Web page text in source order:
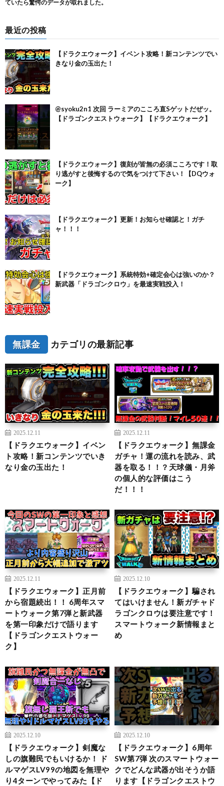
最近の投稿
【ドラクエウォーク】イベント攻略！新コンテンツでい
きなり金の玉出た！
@syoku2n1 次回 ラーミアのこころ直Sゲットだぜッ。
【ドラゴンクエストウォーク】【ドラクエウォーク】
【ドラクエウォーク】復刻が皆無の必須こころです！取
り逃がすと後悔するので気をつけて下さい！【DQウォ
ーク】
【ドラクエウォーク】更新！お知らせ確認と！ガチ
ャ！！！
【ドラクエウォーク】系統特効+確定会心は強いのか？
新武器「ドラゴンクロウ」を最速実戦投入！
無課金 カテゴリの最新記事
2025.12.11
【ドラクエウォーク】イベン
ト攻略！新コンテンツでいき
なり金の玉出た！
2025.12.11
【ドラクエウォーク】無課金
ガチャ！運の流れを読み、武
器を取る！！？天球儀・月斧
の個人的な評価はこう
だ！！！
2025.12.11
【ドラクエウォーク】正月前
から宿題続出！！ 6周年スマ
ートウォーク第7弾と新武器
を第一印象だけで語ります
【ドラゴンクエストウォー
ク】
2025.12.10
【ドラクエウォーク】騙され
てはいけません！新ガチャド
ラゴンクロウは要注意です！
スマートウォーク新情報まと
め
2025.12.10
【ドラクエウォーク】剣魔な
しの旗難民でもいけるか！ ド
ルマゲスLV99の地図を無理や
り4ターンでやってみた【ド
2025.12.10
【ドラクエウォーク】6周年
SW第7弾 次のスマートウォー
クでどんな武器が出そうか語
ります【ドラゴンクエストウ